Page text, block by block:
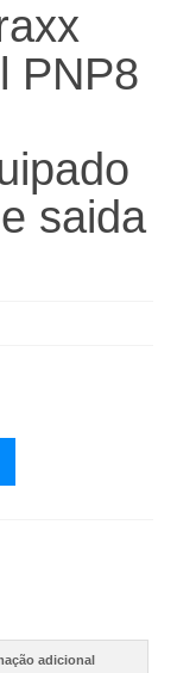
PNP8
saida
adicional